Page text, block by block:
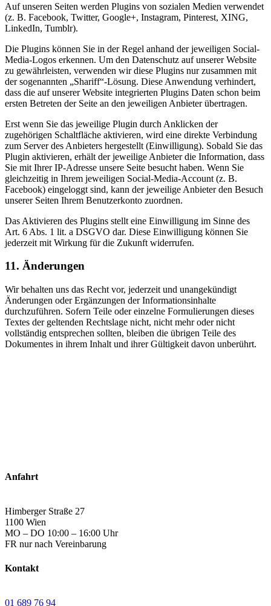
Auf unseren Seiten werden Plugins von sozialen Medien verwendet
(z. B. Facebook, Twitter, Google+, Instagram, Pinterest, XING,
LinkedIn, Tumblr).
Die Plugins können Sie in der Regel anhand der jeweiligen Social-
Media-Logos erkennen. Um den Datenschutz auf unserer Website
zu gewährleisten, verwenden wir diese Plugins nur zusammen mit
der sogenannten „Shariff“-Lösung. Diese Anwendung verhindert,
dass die auf unserer Website integrierten Plugins Daten schon beim
ersten Betreten der Seite an den jeweiligen Anbieter übertragen.
Erst wenn Sie das jeweilige Plugin durch Anklicken der
zugehörigen Schaltfläche aktivieren, wird eine direkte Verbindung
zum Server des Anbieters hergestellt (Einwilligung). Sobald Sie das
Plugin aktivieren, erhält der jeweilige Anbieter die Information, dass
Sie mit Ihrer IP-Adresse unsere Seite besucht haben. Wenn Sie
gleichzeitig in Ihrem jeweiligen Social-Media-Account (z. B.
Facebook) eingeloggt sind, kann der jeweilige Anbieter den Besuch
unserer Seiten Ihrem Benutzerkonto zuordnen.
Das Aktivieren des Plugins stellt eine Einwilligung im Sinne des
Art. 6 Abs. 1 lit. a DSGVO dar. Diese Einwilligung können Sie
jederzeit mit Wirkung für die Zukunft widerrufen.
11. Änderungen
Wir behalten uns das Recht vor, jederzeit und unangekündigt
Änderungen oder Ergänzungen der Informationsinhalte
durchzuführen. Sofern Teile oder einzelne Formulierungen dieses
Textes der geltenden Rechtslage nicht, nicht mehr oder nicht
vollständig entsprechen sollten, bleiben die übrigen Teile des
Dokumentes in ihrem Inhalt und ihrer Gültigkeit davon unberührt.
Anfahrt
Himberger Straße 27
1100 Wien
MO – DO 10:00 – 16:00 Uhr
FR nur nach Vereinbarung
Kontakt
01 689 76 94